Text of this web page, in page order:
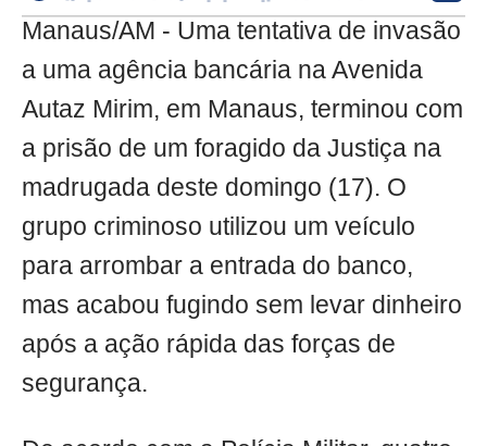
Manaus/AM - Uma tentativa de invasão
a uma agência bancária na Avenida
Autaz Mirim, em Manaus, terminou com
a prisão de um foragido da Justiça na
madrugada deste domingo (17). O
grupo criminoso utilizou um veículo
para arrombar a entrada do banco,
mas acabou fugindo sem levar dinheiro
após a ação rápida das forças de
segurança.